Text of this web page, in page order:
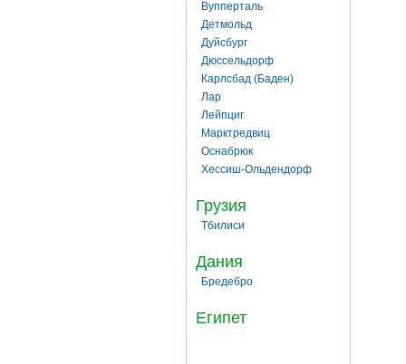
Вупперталь
Детмольд
Дуйсбург
Дюссельдорф
Карлсбад (Баден)
Лар
Лейпциг
Марктредвиц
Оснабрюк
Хессиш-Ольдендорф
Грузия
Тбилиси
Дания
Бредебро
Египет